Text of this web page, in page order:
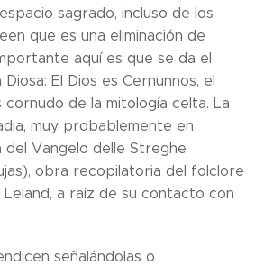
sagrado, incluso de los
que es una eliminación de
aquí es que se da el
El Dios es Cernunnos, el
de la mitología celta. La
muy probablemente en
del Vangelo delle Streghe
obra recopilatoria del folclore
Leland, a raíz de su contacto con
señalándolas o